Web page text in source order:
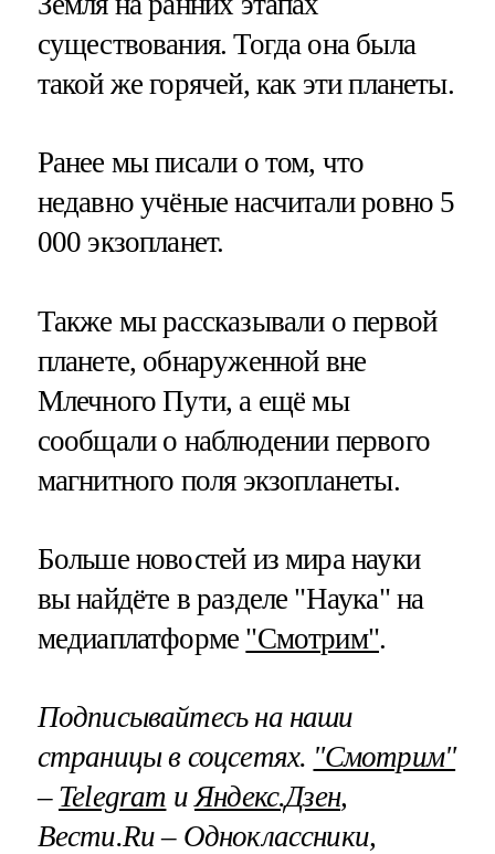
существования. Тогда она была
такой же горячей, как эти планеты.
Ранее мы писали о том, что
недавно учёные насчитали ровно 5
000 экзопланет.
Также мы рассказывали о первой
планете, обнаруженной вне
Млечного Пути, а ещё мы
сообщали о наблюдении первого
магнитного поля экзопланеты.
Больше новостей из мира науки
вы найдёте в разделе "Наука" на
медиаплатформе "Смотрим".
Подписывайтесь на наши
страницы в соцсетях. "Смотрим"
– Telegram и Яндекс.Дзен,
Вести.Ru – Одноклассники,